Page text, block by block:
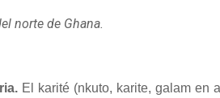
norte de Ghana.
El karité (nkuto, karite, galam en